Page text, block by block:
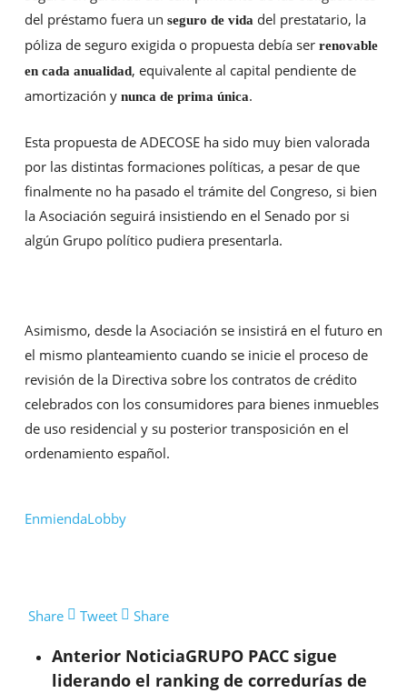
del préstamo fuera un seguro de vidadel prestatario, la
póliza de seguro exigida o propuesta debía ser renovable
en cada anualidad, equivalente al capital pendiente de
amortización y nunca de prima única.
Esta propuesta de ADECOSE ha sido muy bien valorada
por las distintas formaciones políticas, a pesar de que
finalmente no ha pasado el trámite del Congreso, si bien
la Asociación seguirá insistiendo en el Senado por si
algún Grupo político pudiera presentarla.
Asimismo, desde la Asociación se insistirá en el futuro en
el mismo planteamiento cuando se inicie el proceso de
revisión de la Directiva sobre los contratos de crédito
celebrados con los consumidores para bienes inmuebles
de uso residencial y su posterior transposición en el
ordenamiento español.
EnmiendaLobby
Share Tweet Share
Anterior NoticiaGRUPO PACC sigue
liderando el ranking de corredurías de